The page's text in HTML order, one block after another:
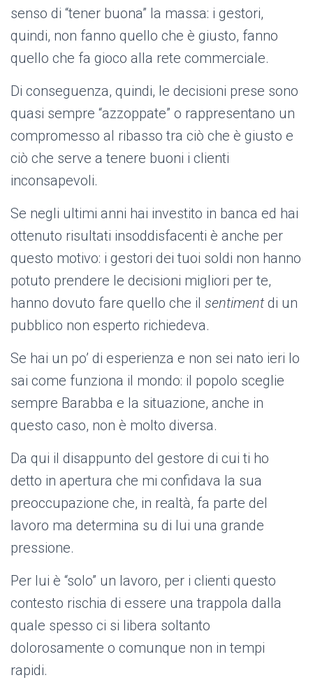
senso di “tener buona” la massa: i gestori,
quindi, non fanno quello che è giusto, fanno
quello che fa gioco alla rete commerciale.
Di conseguenza, quindi, le decisioni prese sono
quasi sempre “azzoppate” o rappresentano un
compromesso al ribasso tra ciò che è giusto e
ciò che serve a tenere buoni i clienti
inconsapevoli.
Se negli ultimi anni hai investito in banca ed hai
ottenuto risultati insoddisfacenti è anche per
questo motivo: i gestori dei tuoi soldi non hanno
potuto prendere le decisioni migliori per te,
hanno dovuto fare quello che il sentiment di un
pubblico non esperto richiedeva.
Se hai un po’ di esperienza e non sei nato ieri lo
sai come funziona il mondo: il popolo sceglie
sempre Barabba e la situazione, anche in
questo caso, non è molto diversa.
Da qui il disappunto del gestore di cui ti ho
detto in apertura che mi confidava la sua
preoccupazione che, in realtà, fa parte del
lavoro ma determina su di lui una grande
pressione.
Per lui è “solo” un lavoro, per i clienti questo
contesto rischia di essere una trappola dalla
quale spesso ci si libera soltanto
dolorosamente o comunque non in tempi
rapidi.